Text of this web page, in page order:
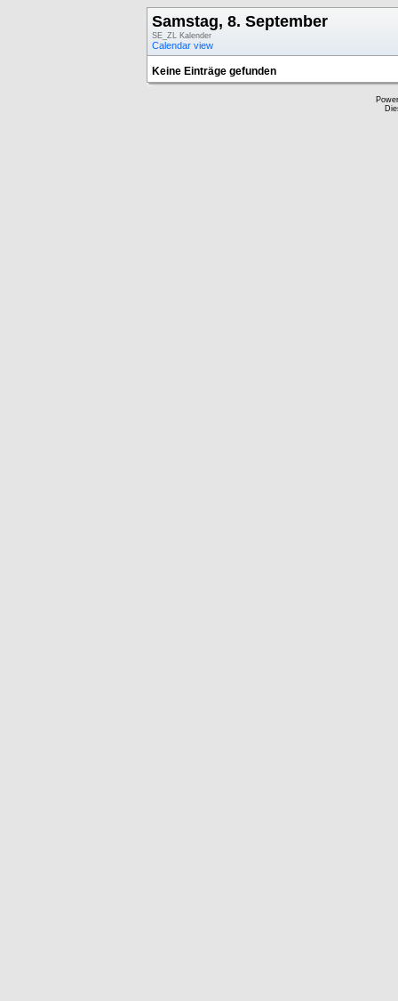
Samstag, 8. September
SE_ZL Kalender
Calendar view
Keine Einträge gefunden